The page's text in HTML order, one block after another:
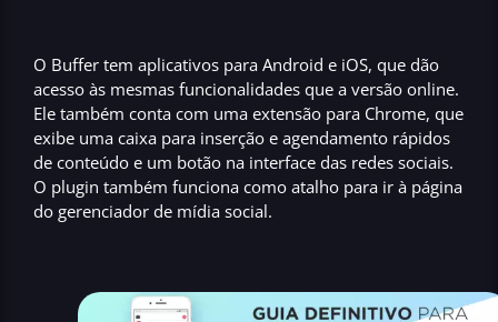
O Buffer tem aplicativos para Android e iOS, que dão
acesso às mesmas funcionalidades que a versão online.
Ele também conta com uma extensão para Chrome, que
exibe uma caixa para inserção e agendamento rápidos
de conteúdo e um botão na interface das redes sociais.
O plugin também funciona como atalho para ir à página
do gerenciador de mídia social.